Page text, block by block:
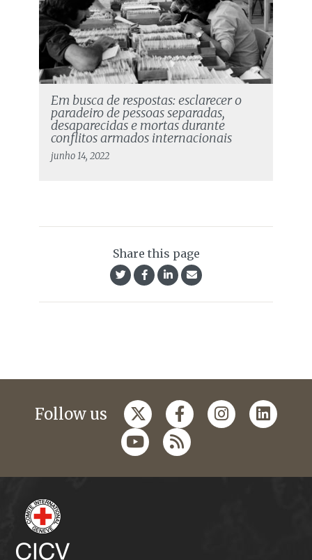
Em busca de respostas: esclarecer o
paradeiro de pessoas separadas,
desaparecidas e mortas durante
conflitos armados internacionais
junho 14, 2022
Share this page
Follow us